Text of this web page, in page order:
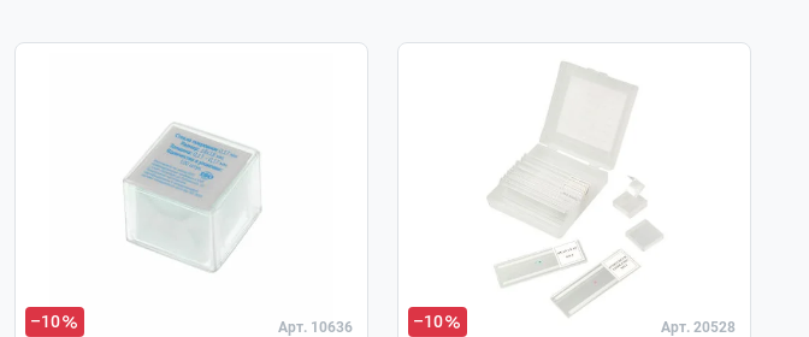
–10 Арт. 10636 –10 Арт. 20528